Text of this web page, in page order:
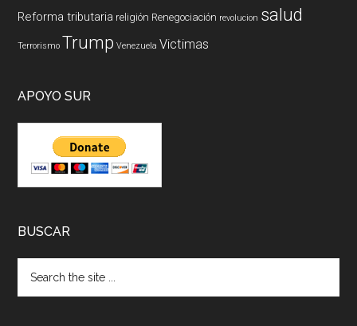
Reforma tributaria religión Renegociación revolucion salud
Terrorismo Trump Venezuela Victimas
APOYO SUR
BUSCAR